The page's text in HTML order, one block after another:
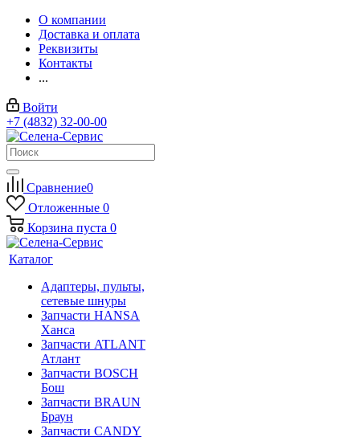
О компании
Доставка и оплата
Реквизиты
Контакты
...
Войти
+7 (4832) 32-00-00
Сравнение0
Отложенные 0
Корзина пуста 0
Каталог
Адаптеры, пульты,
сетевые шнуры
Запчасти HANSA
Ханса
Запчасти ATLANT
Атлант
Запчасти BOSCH
Бош
Запчасти BRAUN
Браун
Запчасти CANDY